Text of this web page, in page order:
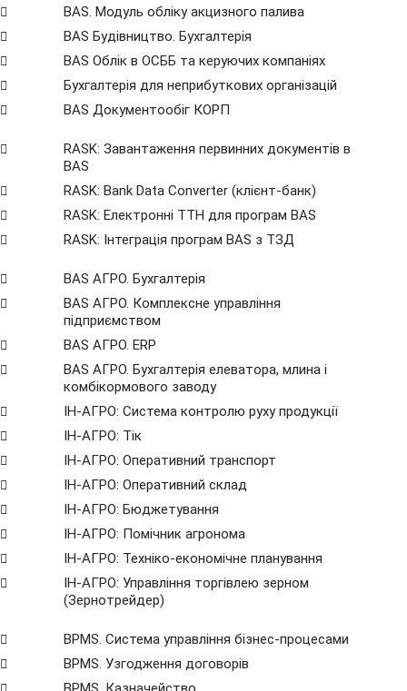
BAS. Модуль обліку акцизного палива
BAS Будівництво. Бухгалтерія
BAS Облік в ОСББ та керуючих компаніях
Бухгалтерія для неприбуткових організацій
BAS Документообіг КОРП
RASK: Завантаження первинних документів в
BAS
RASK: Bank Data Сonverter (клієнт-банк)
RASK: Електронні ТТН для програм BAS
RASK: Інтеграція програм BAS з ТЗД
BAS АГРО. Бухгалтерія
BAS АГРО. Комплексне управління
підприємством
BAS АГРО. ERP
BAS АГРО. Бухгалтерія елеватора, млина і
комбікормового заводу
ІН-АГРО: Система контролю руху продукції
ІН-АГРО: Тік
ІН-АГРО: Оперативний транспорт
ІН-АГРО: Оперативний склад
ІН-АГРО: Бюджетування
ІН-АГРО: Помічник агронома
ІН-АГРО: Техніко-економічне планування
ІН-АГРО: Управління торгівлею зерном
(Зернотрейдер)
BPMS. Система управління бізнес-процесами
BPМS. Узгодження договорів